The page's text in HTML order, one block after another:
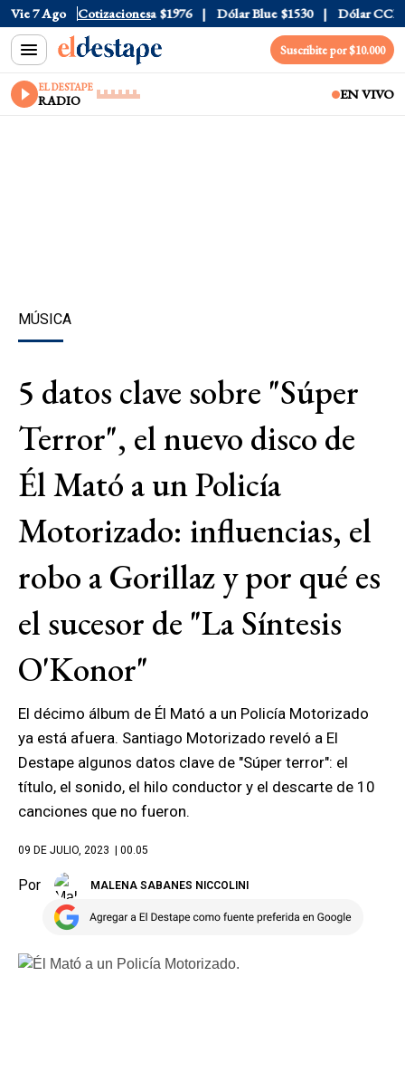
Vie 7 Ago Cotizaciones
$1520 Dólar Tarjeta $1976 Dólar Blue $1530 Dólar CCL
Suscribite por $10.000
EL DESTAPE
RADIO EN VIVO
MÚSICA
5 datos clave sobre "Súper
Terror", el nuevo disco de
Él Mató a un Policía
Motorizado: influencias, el
robo a Gorillaz y por qué es
el sucesor de "La Síntesis
O'Konor"
El décimo álbum de Él Mató a un Policía Motorizado
ya está afuera. Santiago Motorizado reveló a El
Destape algunos datos clave de "Súper terror": el
título, el sonido, el hilo conductor y el descarte de 10
canciones que no fueron.
09 DE JULIO, 2023 | 00.05
Por MALENA SABANES NICCOLINI